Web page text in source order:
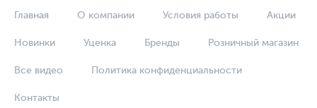
Главная О компании Условия работы Акции
Новинки Уценка Бренды Розничный магазин
Все видео Политика конфиденциальности
Контакты